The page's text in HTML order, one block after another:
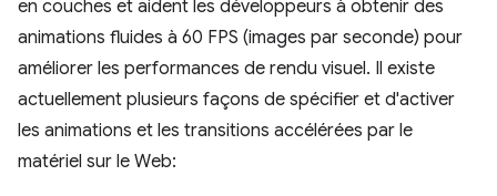
en couches et aident les développeurs à obtenir des
animations fluides à 60 FPS (images par seconde) pour
améliorer les performances de rendu visuel. Il existe
actuellement plusieurs façons de spécifier et d'activer
les animations et les transitions accélérées par le
matériel sur le Web: